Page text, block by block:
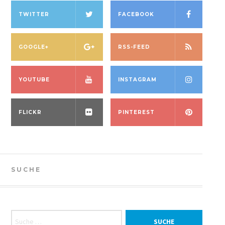
TWITTER FACEBOOK
GOOGLE+ RSS-FEED
YOUTUBE INSTAGRAM
FLICKR PINTEREST
SUCHE